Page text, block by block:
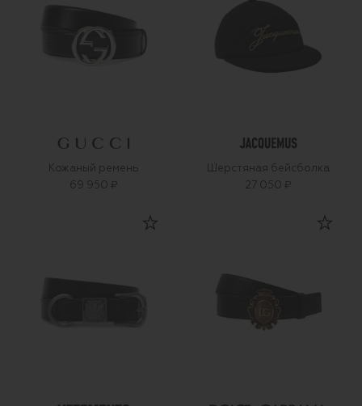
Кожаный ремень
69 950 ₽
Шерстяная бейсболка
27 050 ₽